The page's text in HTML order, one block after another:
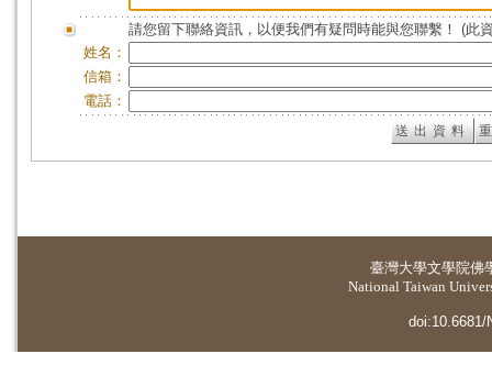
請您留下聯絡資訊，以便我們有疑問時能與您聯繫！ (此
姓名：
信箱：
電話：
臺灣大學文學院佛
National Taiwan
doi:10.6681/